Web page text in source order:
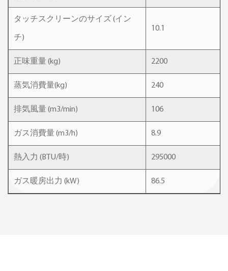
タッチスクリーンのサイズ (イン
チ)
10.1
正味重量 (kg) 2200
蒸気消費量(kg) 240
排気風量 (m3/min) 106
ガス消費量 (m3/h) 8.9
熱入力 (BTU/時) 295000
ガス暖房出力 (kW) 86.5